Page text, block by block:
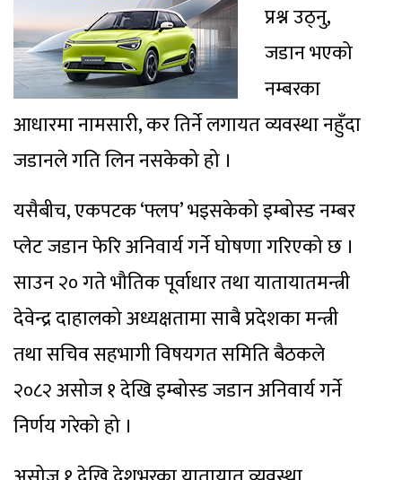
प्रश्न उठ्नु,
जडान भएको
नम्बरका
आधारमा नामसारी, कर तिर्ने लगायत व्यवस्था नहुँदा
जडानले गति लिन नसकेको हो ।
यसैबीच, एकपटक ‘फ्लप’ भइसकेको इम्बोस्ड नम्बर
प्लेट जडान फेरि अनिवार्य गर्ने घोषणा गरिएको छ ।
साउन २० गते भौतिक पूर्वाधार तथा यातायातमन्त्री
देवेन्द्र दाहालको अध्यक्षतामा साबै प्रदेशका मन्त्री
तथा सचिव सहभागी विषयगत समिति बैठकले
२०८२ असोज १ देखि इम्बोस्ड जडान अनिवार्य गर्ने
निर्णय गरेको हो ।